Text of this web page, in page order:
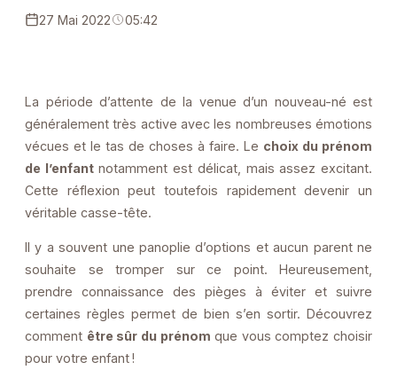
27 Mai 2022 05:42
La période d’attente de la venue d’un nouveau-né est
généralement très active avec les nombreuses émotions
vécues et le tas de choses à faire. Le choix du prénom
de l’enfantnotamment est délicat, mais assez excitant.
Cette réflexion peut toutefois rapidement devenir un
véritable casse-tête.
Il y a souvent une panoplie d’options et aucun parent ne
souhaite se tromper sur ce point. Heureusement,
prendre connaissance des pièges à éviter et suivre
certaines règles permet de bien s’en sortir. Découvrez
comment être sûr du prénom que vous comptez choisir
pour votre enfant !